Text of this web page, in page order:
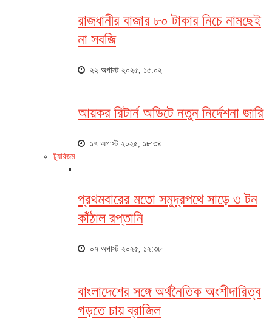
রাজধানীর বাজার ৮০ টাকার নিচে নামছেই
না সবজি
২২ অগাস্ট ২০২৫, ১৫:০২
আয়কর রিটার্ন অডিটে নতুন নির্দেশনা জারি
১৭ অগাস্ট ২০২৫, ১৮:৩৪
ট্যুরিজম
প্রথমবারের মতো সমুদ্রপথে সাড়ে ৩ টন
কাঁঠাল রপ্তানি
০৭ অগাস্ট ২০২৫, ১২:৩৮
বাংলাদেশের সঙ্গে অর্থনৈতিক অংশীদারিত্ব
গড়তে চায় ব্রাজিল